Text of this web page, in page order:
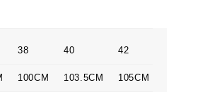
38 40 42
100CM 103.5CM 105CM